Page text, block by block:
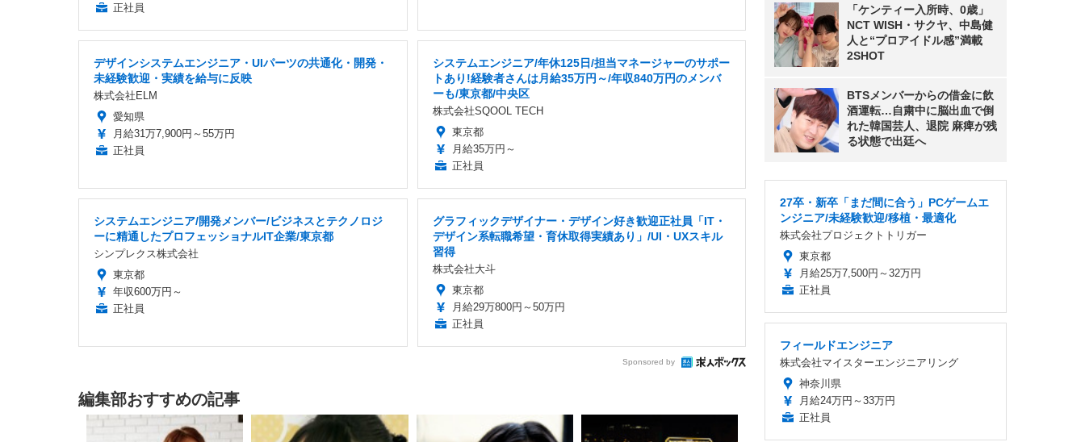
正社員
デザインシステムエンジニア・UIパーツの共通化・開発・
未経験歓迎・実績を給与に反映
株式会社ELM
愛知県
月給31万7,900円～55万円
正社員
システムエンジニア/年休125日/担当マネージャーのサポー
トあり!経験者さんは月給35万円～/年収840万円のメンバ
ーも/東京都/中央区
株式会社SQOOL TECH
東京都
月給35万円～
正社員
システムエンジニア/開発メンバー/ビジネスとテクノロジ
ーに精通したプロフェッショナルIT企業/東京都
シンプレクス株式会社
東京都
年収600万円～
正社員
グラフィックデザイナー・デザイン好き歓迎正社員「IT・
デザイン系転職希望・育休取得実績あり」/UI・UXスキル
習得
株式会社大斗
東京都
月給29万800円～50万円
正社員
Sponsored by
編集部おすすめの記事
「ケンティー入所時、0歳」
NCT WISH・サクヤ、中島健
人と“プロアイドル感”満載
2SHOT
BTSメンバーからの借金に飲
酒運転…自粛中に脳出血で倒
れた韓国芸人、退院 麻痺が残
る状態で出廷へ
27卒・新卒「まだ間に合う」PCゲームエ
ンジニア/未経験歓迎/移植・最適化
株式会社プロジェクトトリガー
東京都
月給25万7,500円～32万円
正社員
フィールドエンジニア
株式会社マイスターエンジニアリング
神奈川県
月給24万円～33万円
正社員